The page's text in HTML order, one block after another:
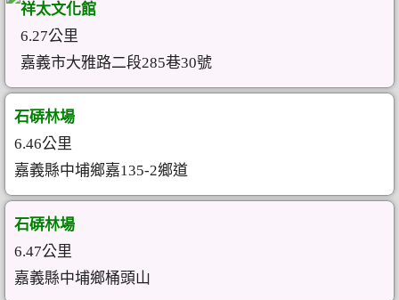
祥太文化館
6.27公里
嘉義市大雅路二段285巷30號
石硦林場
6.46公里
嘉義縣中埔鄉嘉135-2鄉道
石硦林場
6.47公里
嘉義縣中埔鄉桶頭山